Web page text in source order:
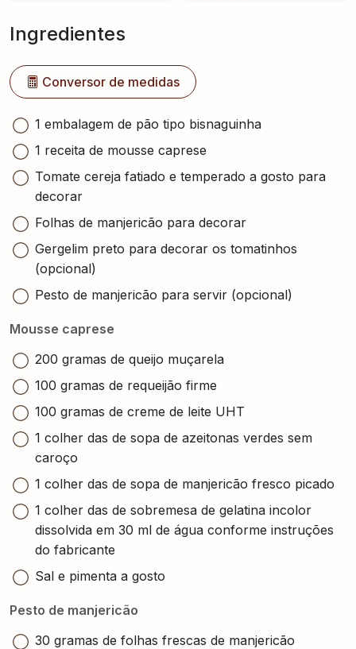
Ingredientes
Conversor de medidas
1 embalagem de pão tipo bisnaguinha
1 receita de mousse caprese
Tomate cereja fatiado e temperado a gosto para
decorar
Folhas de manjericão para decorar
Gergelim preto para decorar os tomatinhos
(opcional)
Pesto de manjericão para servir (opcional)
Mousse caprese
200 gramas de queijo muçarela
100 gramas de requeijão firme
100 gramas de creme de leite UHT
1 colher das de sopa de azeitonas verdes sem
caroço
1 colher das de sopa de manjericão fresco picado
1 colher das de sobremesa de gelatina incolor
dissolvida em 30 ml de água conforme instruções
do fabricante
Sal e pimenta a gosto
Pesto de manjericão
30 gramas de folhas frescas de manjericão